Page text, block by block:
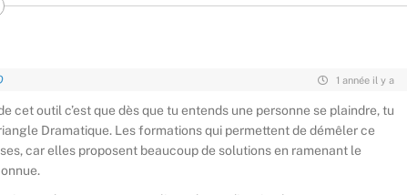
1 année il y a
cet outil c’est que dès que tu entends une personne se plaindre, tu
Dramatique. Les formations qui permettent de démêler ce
car elles proposent beaucoup de solutions en ramenant le